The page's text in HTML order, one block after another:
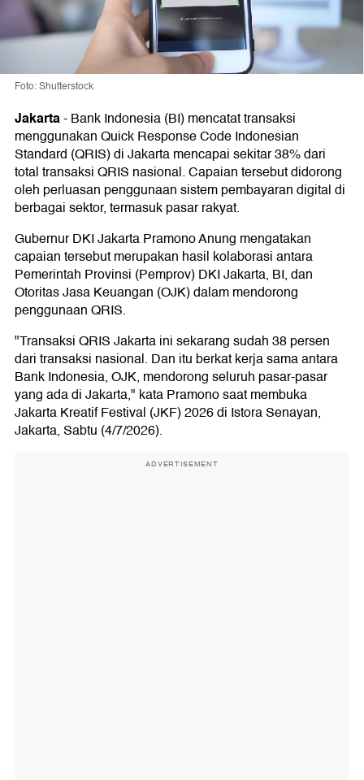
Foto: Shutterstock
Jakarta-Bank Indonesia (BI) mencatat transaksi
menggunakan Quick Response Code Indonesian
Standard (QRIS) di Jakarta mencapai sekitar 38% dari
total transaksi QRIS nasional. Capaian tersebut didorong
oleh perluasan penggunaan sistem pembayaran digital di
berbagai sektor, termasuk pasar rakyat.
Gubernur DKI Jakarta Pramono Anung mengatakan
capaian tersebut merupakan hasil kolaborasi antara
Pemerintah Provinsi (Pemprov) DKI Jakarta, BI, dan
Otoritas Jasa Keuangan (OJK) dalam mendorong
penggunaan QRIS.
"Transaksi QRIS Jakarta ini sekarang sudah 38 persen
dari transaksi nasional. Dan itu berkat kerja sama antara
Bank Indonesia, OJK, mendorong seluruh pasar-pasar
yang ada di Jakarta," kata Pramono saat membuka
Jakarta Kreatif Festival (JKF) 2026 di Istora Senayan,
Jakarta, Sabtu (4/7/2026).
ADVERTISEMENT